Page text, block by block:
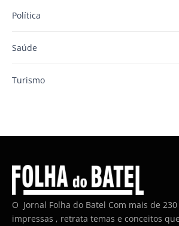
Política
Saúde
Turismo
O Jornal Folha do Batel Com mais de
impressas , retrata temas e conceitos